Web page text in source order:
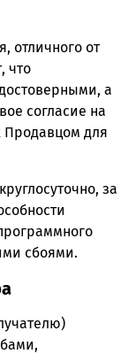
отличного от
что
а
согласие на
Продавцом для
за
сбоями.